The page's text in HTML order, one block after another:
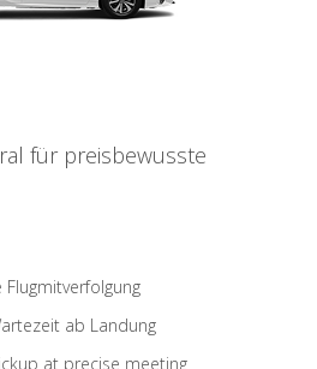
für preisbewusste
ab Landung
at precise meeting